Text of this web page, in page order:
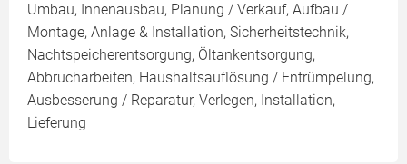
Umbau, Innenausbau, Planung / Verkauf, Aufbau /
Montage, Anlage & Installation, Sicherheitstechnik,
Nachtspeicherentsorgung, Öltankentsorgung,
Abbrucharbeiten, Haushaltsauflösung / Entrümpelung,
Ausbesserung / Reparatur, Verlegen, Installation,
Lieferung